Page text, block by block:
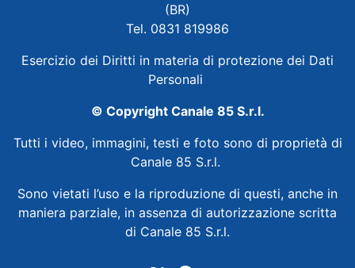
(BR)
Tel. 0831 819986
Esercizio dei Diritti in materia di protezione dei Dati
Personali
© Copyright Canale 85 S.r.l.
Tutti i video, immagini, testi e foto sono di proprietà di
Canale 85 S.r.l.
Sono vietati l’uso e la riproduzione di questi, anche in
maniera parziale, in assenza di autorizzazione scritta
di Canale 85 S.r.l.